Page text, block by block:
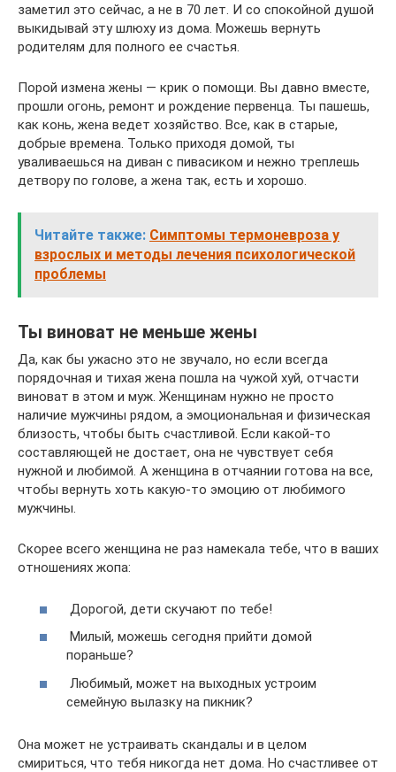
заметил это сейчас, а не в 70 лет. И со спокойной душой
выкидывай эту шлюху из дома. Можешь вернуть
родителям для полного ее счастья.
Порой измена жены — крик о помощи. Вы давно вместе,
прошли огонь, ремонт и рождение первенца. Ты пашешь,
как конь, жена ведет хозяйство. Все, как в старые,
добрые времена. Только приходя домой, ты
уваливаешься на диван с пивасиком и нежно треплешь
детвору по голове, а жена так, есть и хорошо.
Читайте также: Симптомы термоневроза у
взрослых и методы лечения психологической
проблемы
Ты виноват не меньше жены
Да, как бы ужасно это не звучало, но если всегда
порядочная и тихая жена пошла на чужой хуй, отчасти
виноват в этом и муж. Женщинам нужно не просто
наличие мужчины рядом, а эмоциональная и физическая
близость, чтобы быть счастливой. Если какой-то
составляющей не достает, она не чувствует себя
нужной и любимой. А женщина в отчаянии готова на все,
чтобы вернуть хоть какую-то эмоцию от любимого
мужчины.
Скорее всего женщина не раз намекала тебе, что в ваших
отношениях жопа:
Дорогой, дети скучают по тебе!
Милый, можешь сегодня прийти домой
пораньше?
Любимый, может на выходных устроим
семейную вылазку на пикник?
Она может не устраивать скандалы и в целом
смириться, что тебя никогда нет дома. Но счастливее от